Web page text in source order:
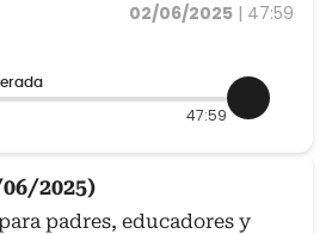
02/06/2025 | 47:59
47:59
2025)
padres, educadores y